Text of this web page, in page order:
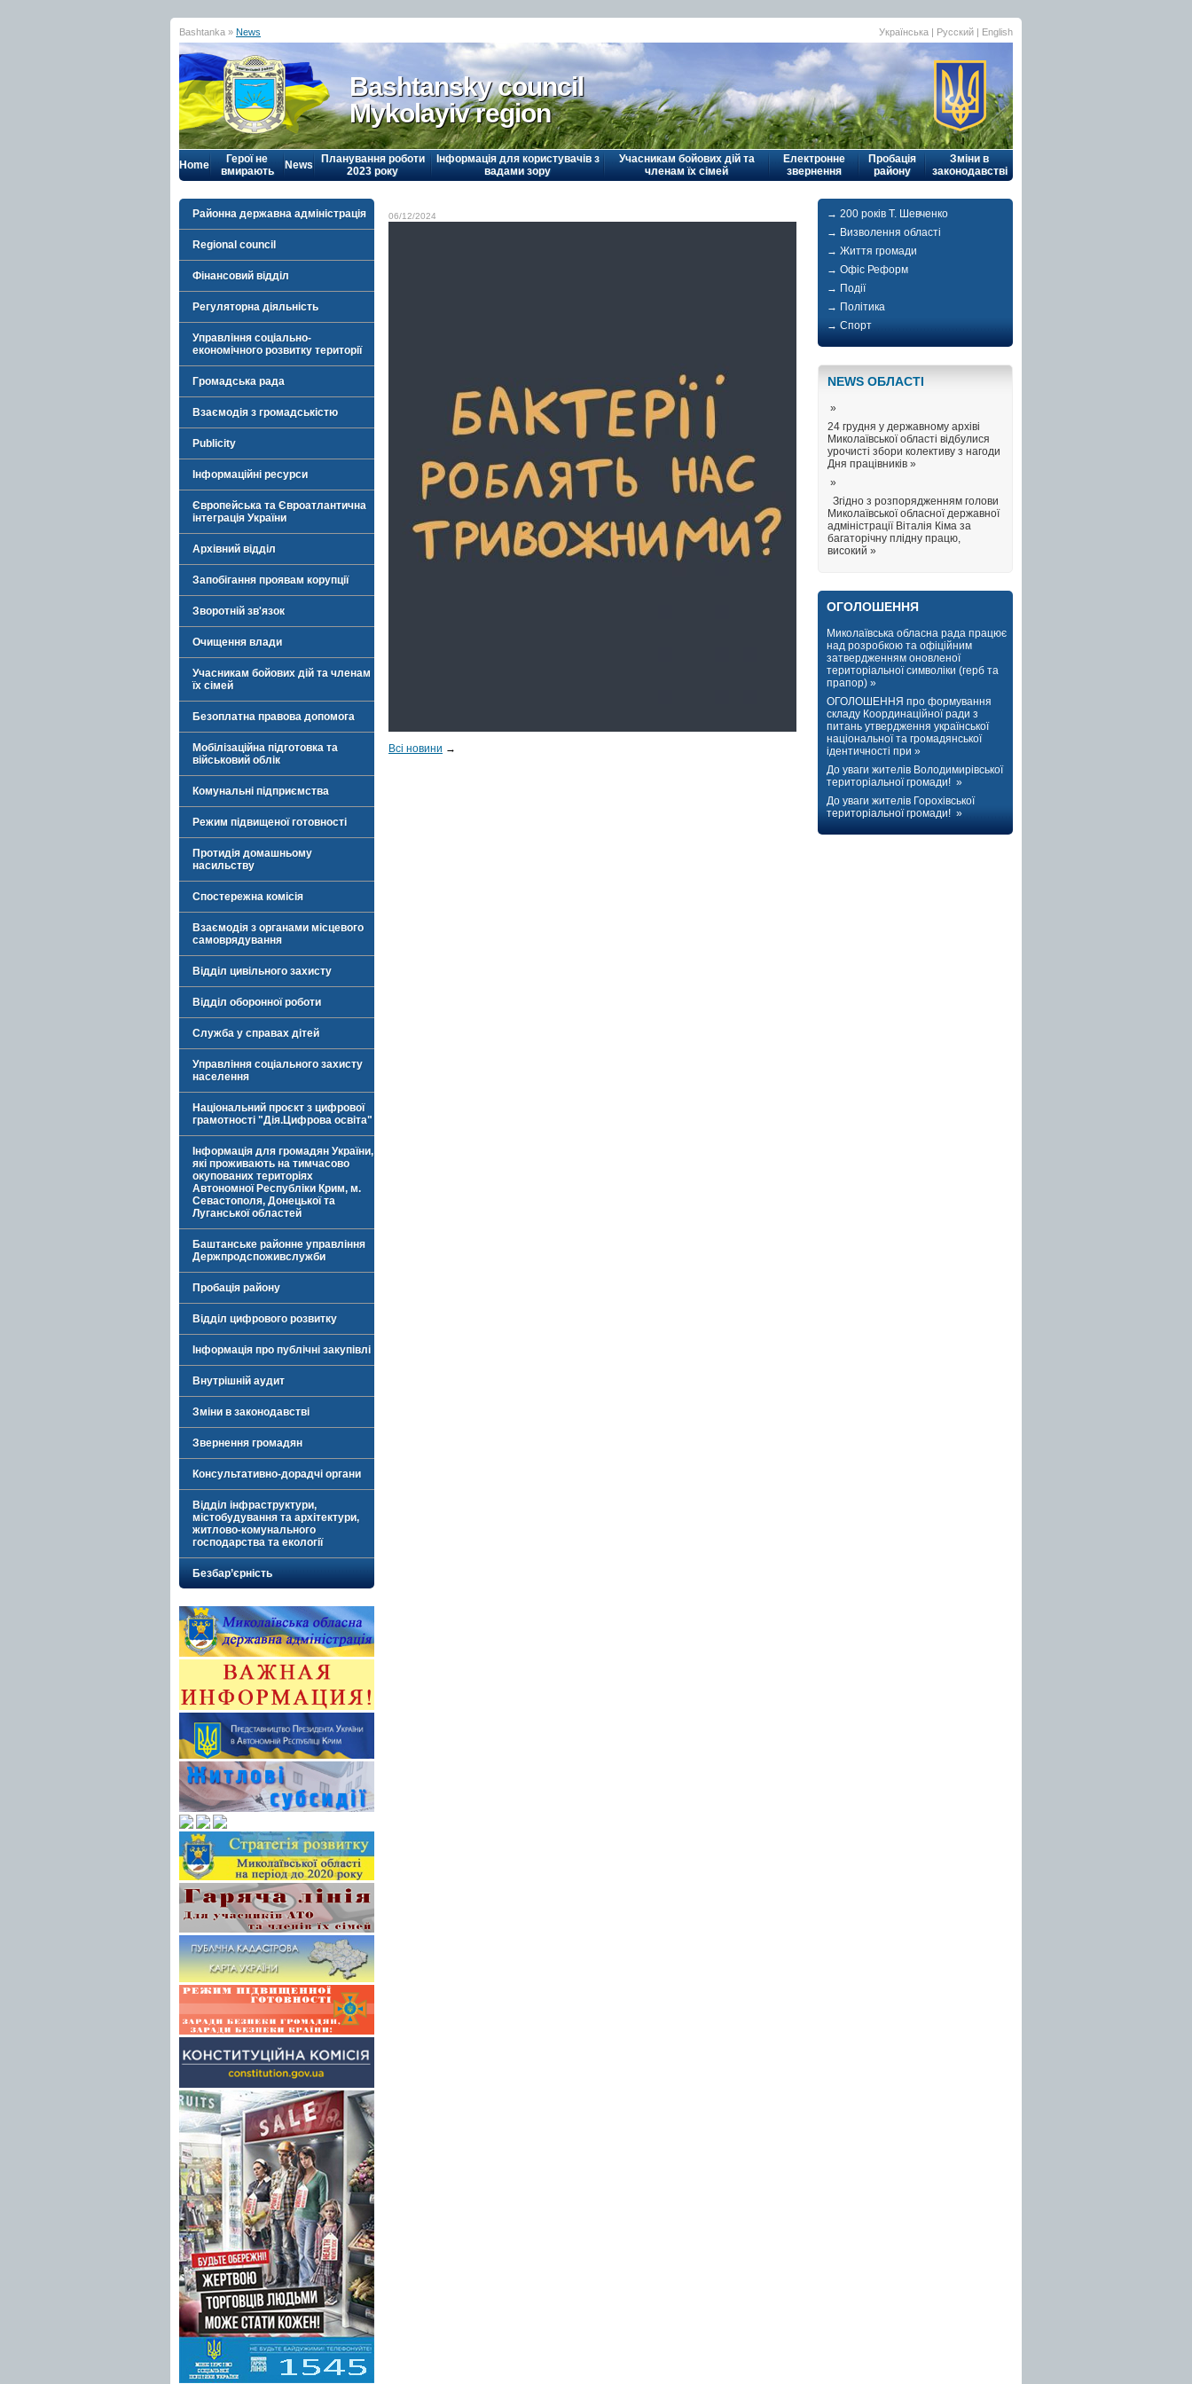
Bashtanka » News Українська | Русский | English
Bashtansky council
Mykolayiv region
Home
Герої не
вмирають
News
Планування роботи
2023 року
Інформація для користувачів з
вадами зору
Учасникам бойових дій та
членам їх сімей
Електронне
звернення
Пробація
району
Зміни в
законодавстві
Районна державна адміністрація
Regional council
Фінансовий відділ
Регуляторна діяльність
Управління соціально-
економічного розвитку території
Громадська рада
Взаємодія з громадськістю
Publicity
Інформаційні ресурси
Європейська та Євроатлантична
інтеграція України
Архівний відділ
Запобігання проявам корупції
Зворотній зв'язок
Очищення влади
Учасникам бойових дій та членам
їх сімей
Безоплатна правова допомога
Мобілізаційна підготовка та
військовий облік
Комунальні підприємства
Режим підвищеної готовності
Протидія домашньому
насильству
Спостережна комісія
Взаємодія з органами місцевого
самоврядування
Відділ цивільного захисту
Відділ оборонної роботи
Служба у справах дітей
Управління соціального захисту
населення
Національний проєкт з цифрової
грамотності "Дія.Цифрова освіта"
Інформація для громадян України,
які проживають на тимчасово
окупованих територіях
Автономної Республіки Крим, м.
Севастополя, Донецької та
Луганської областей
Баштанське районне управління
Держпродспоживслужби
Пробація району
Відділ цифрового розвитку
Інформація про публічні закупівлі
Внутрішній аудит
Зміни в законодавстві
Звернення громадян
Консультативно-дорадчі органи
Відділ інфраструктури,
містобудування та архітектури,
житлово-комунального
господарства та екології
Безбар’єрність
06/12/2024
Всі новини →
→ 200 років Т. Шевченко
→ Визволення області
→ Життя громади
→ Офіс Реформ
→ Події
→ Політика
→ Спорт
NEWS ОБЛАСТI
»
24 грудня у державному архіві
Миколаївської області відбулися
урочисті збори колективу з нагоди
Дня працівників »
»
Згідно з розпорядженням голови
Миколаївської обласної державної
адміністрації Віталія Кіма за
багаторічну плідну працю,
високий »
ОГОЛОШЕННЯ
Миколаївська обласна рада працює
над розробкою та офіційним
затвердженням оновленої
територіальної символіки (герб та
прапор) »
ОГОЛОШЕННЯ про формування
складу Координаційної ради з
питань утвердження української
національної та громадянської
ідентичності при »
До уваги жителів Володимирівської
територіальної громади! »
До уваги жителів Горохівської
територіальної громади! »